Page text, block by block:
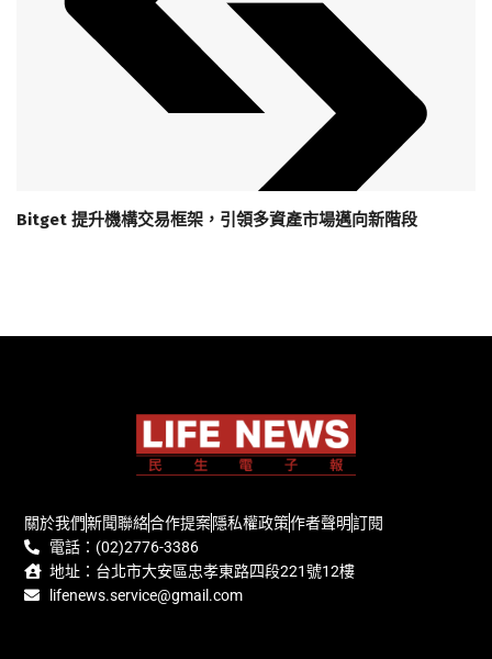
Bitget 提升機構交易框架，引領多資產市場邁向新階段
關於我們新聞聯絡合作提案隱私權政策作者聲明訂閱
電話：(02)2776-3386
地址：台北市大安區忠孝東路四段221號12樓
lifenews.service@gmail.com